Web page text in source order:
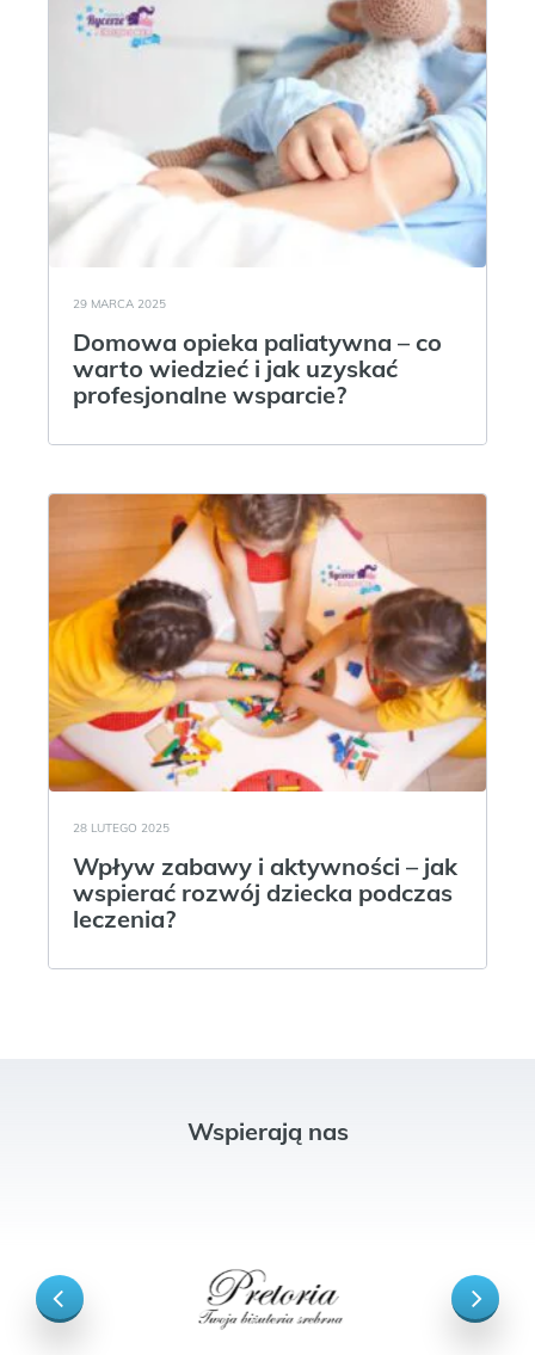
29 MARCA 2025
Domowa opieka paliatywna – co
warto wiedzieć i jak uzyskać
profesjonalne wsparcie?
28 LUTEGO 2025
Wpływ zabawy i aktywności – jak
wspierać rozwój dziecka podczas
leczenia?
Wspierają nas